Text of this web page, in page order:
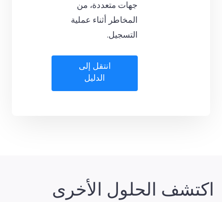
جهات متعددة، من
المخاطر أثناء عملية
التسجيل.
انتقل إلى
الدليل
اكتشف الحلول الأخرى